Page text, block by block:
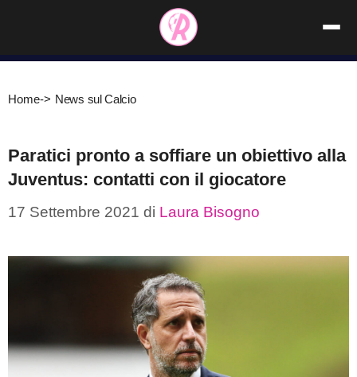
contenuto
Home-> News sul Calcio
Paratici pronto a soffiare un obiettivo alla
Juventus: contatti con il giocatore
17 Settembre 2021 di Laura Bisogno